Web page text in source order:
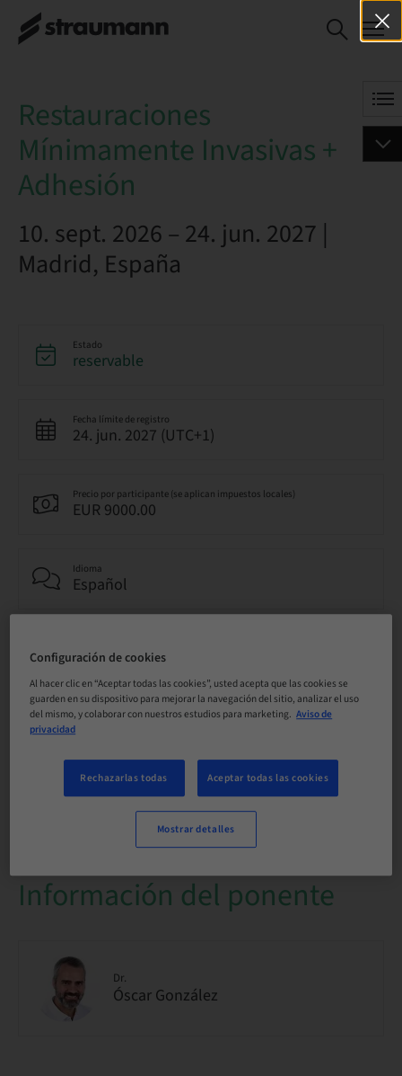
Restauraciones
Mínimamente Invasivas
RESERVAR AHORA
Restauraciones
Mínimamente Invasivas +
Adhesión
10. sept. 2026 – 24. jun. 2027 |
Madrid, España
Estado
reservable
Fecha límite de registro
24. jun. 2027 (UTC+1)
Precio por participante (se aplican impuestos locales)
EUR 9000.00
Idioma
Español
0.00 Puntos
Método de entrega
Clase teórica
Información del ponente
Dr.
Óscar González
Configuración de cookies
Al hacer clic en “Aceptar todas las cookies”, usted acepta que las cookies se
guarden en su dispositivo para mejorar la navegación del sitio, analizar el uso
del mismo, y colaborar con nuestros estudios para marketing. Aviso de
privacidad
Rechazarlas todas Aceptar todas las cookies
Mostrar detalles